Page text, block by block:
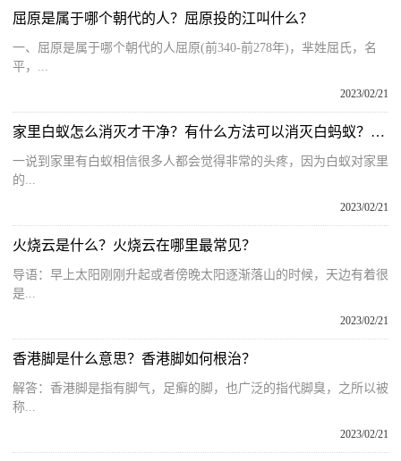
屈原是属于哪个朝代的人？屈原投的江叫什么？
一、屈原是属于哪个朝代的人屈原(前340-前278年)，芈姓屈氏，名
平，...
2023/02/21
家里白蚁怎么消灭才干净？有什么方法可以消灭白蚂蚁？白蚁防治方法
一说到家里有白蚁相信很多人都会觉得非常的头疼，因为白蚁对家里
的...
2023/02/21
火烧云是什么？火烧云在哪里最常见？
导语：早上太阳刚刚升起或者傍晚太阳逐渐落山的时候，天边有着很
是...
2023/02/21
香港脚是什么意思？香港脚如何根治？
解答：香港脚是指有脚气，足癣的脚，也广泛的指代脚臭，之所以被
称...
2023/02/21